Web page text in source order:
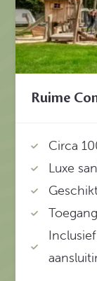
Ruime
Circa
Luxe